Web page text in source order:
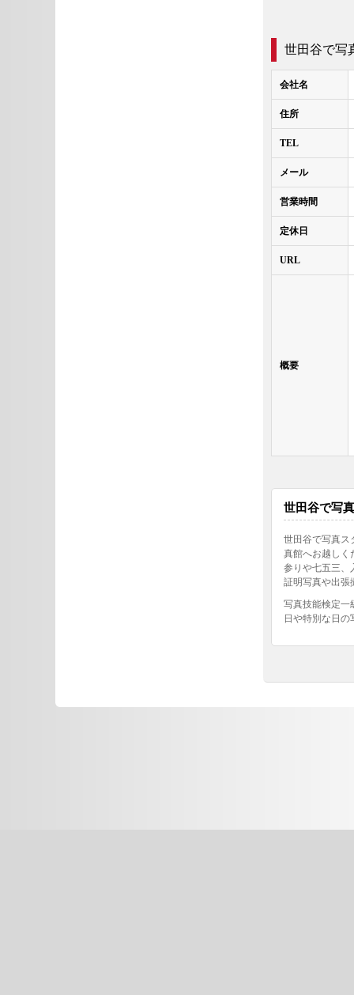
世田谷で写
会社名
住所
TEL
メール
営業時間
定休日
URL
概要
世田谷で写
世田谷で写真ス
真館へお越しく
参りや七五三、
証明写真や出張
写真技能検定一
日や特別な日